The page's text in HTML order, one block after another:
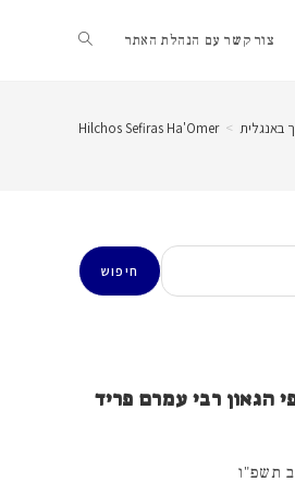
צור קשר עם הנהלת האתר Toggle
website באנגלית >
Hilchos Sefiras Ha'Omer
חיפוש
הגאון רבי עמרם פריד
תשפ"ו